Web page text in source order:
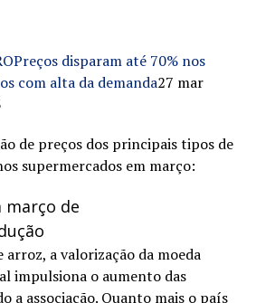
Preços disparam até 70% nos
com alta da demanda27 mar
de preços dos principais tipos de
supermercados em março:
março de
arroz, a valorização da moeda
impulsiona o aumento das
a associação. Quanto mais o país